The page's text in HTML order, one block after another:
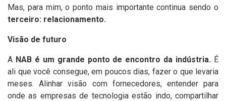
Mas, para mim, o ponto mais importante continua sendo o
terceiro: relacionamento.
Visão de futuro
A NAB é um grande ponto de encontro da indústria. É
ali que você consegue, em poucos dias, fazer o que levaria
meses. Alinhar visão com fornecedores, entender para
onde as empresas de tecnologia estão indo, compartilhar